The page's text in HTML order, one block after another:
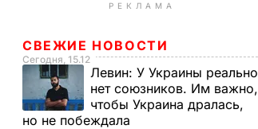
РЕКЛАМА
СВЕЖИЕ НОВОСТИ
Сегодня, 15.12
Левин: У Украины реально
нет союзников. Им важно,
чтобы Украина дралась,
но не побеждала